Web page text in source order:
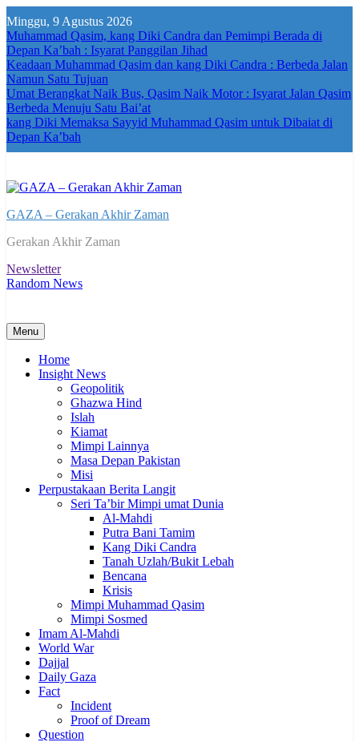
to
content
Minggu, 9 Agustus 2026
Muhammad Qasim, kang Diki Candra dan Pemimpi Berada di
Depan Ka’bah : Isyarat Panggilan Jihad
Keadaan Muhammad Qasim dan kang Diki Candra : Berbeda Jalan
Namun Satu Tujuan
Umat Berangkat Naik Bus, Qasim Naik Motor : Isyarat Jalan Qasim
Berbeda Menuju Satu Bai’at
kang Diki Memaksa Sayyid Muhammad Qasim untuk Dibaiat di
Depan Ka’bah
GAZA – Gerakan Akhir Zaman
Gerakan Akhir Zaman
Newsletter
Random News
Menu
Home
Insight News
Geopolitik
Ghazwa Hind
Islah
Kiamat
Mimpi Lainnya
Masa Depan Pakistan
Misi
Perpustakaan Berita Langit
Seri Ta’bir Mimpi umat Dunia
Al-Mahdi
Putra Bani Tamim
Kang Diki Candra
Tanah Uzlah/Bukit Lebah
Bencana
Krisis
Mimpi Muhammad Qasim
Mimpi Sosmed
Imam Al-Mahdi
World War
Dajjal
Daily Gaza
Fact
Incident
Proof of Dream
Question